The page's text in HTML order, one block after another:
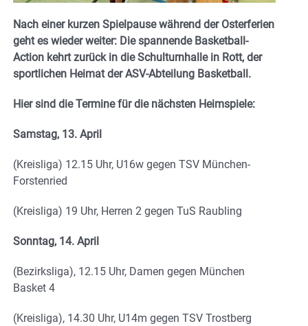
Nach einer kurzen Spielpause während der Osterferien
geht es wieder weiter: Die spannende Basketball-
Action kehrt zurück in die Schulturnhalle in Rott, der
sportlichen Heimat der ASV-Abteilung Basketball.
Hier sind die Termine für die nächsten Heimspiele:
Samstag, 13. April
(Kreisliga) 12.15 Uhr, U16w gegen TSV München-
Forstenried
(Kreisliga) 19 Uhr, Herren 2 gegen TuS Raubling
Sonntag, 14. April
(Bezirksliga), 12.15 Uhr, Damen gegen München
Basket 4
(Kreisliga), 14.30 Uhr, U14m gegen TSV Trostberg